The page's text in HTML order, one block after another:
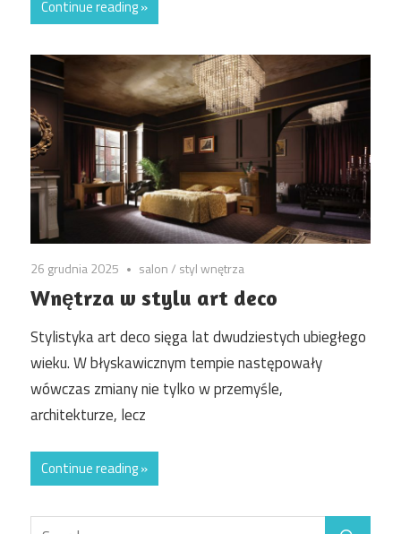
Continue reading »
26 grudnia 2025 salon/ styl wnętrza
Wnętrza w stylu art deco
Stylistyka art deco sięga lat dwudziestych ubiegłego
wieku. W błyskawicznym tempie następowały
wówczas zmiany nie tylko w przemyśle,
architekturze, lecz
Continue reading »